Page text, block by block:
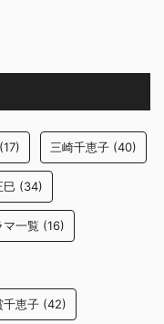
(17) 三崎千恵子 (40)
巳 (34)
マ一覧 (16)
千恵子 (42)